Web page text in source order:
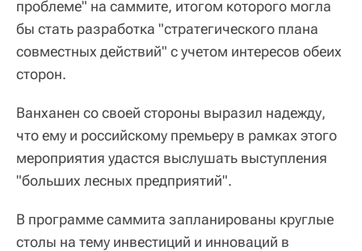
проблеме" на саммите, итогом которого могла
бы стать разработка "стратегического плана
совместных действий" с учетом интересов обеих
сторон.
Ванханен со своей стороны выразил надежду,
что ему и российскому премьеру в рамках этого
мероприятия удастся выслушать выступления
"больших лесных предприятий".
В программе саммита запланированы круглые
столы на тему инвестиций и инноваций в